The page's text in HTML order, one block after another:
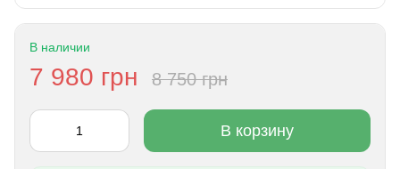
В наличии
7 980 грн 8 750 грн
В корзину